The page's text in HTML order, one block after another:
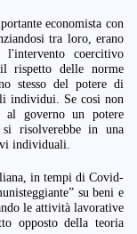
economista con
tra loro, erano
coercitivo
rispetto delle norme
stesso del potere di
individui. Se cosi non
governo un potere
si risolverebbe in una
individuali.
in tempi di Covid-
su beni e
le attività lavorative
opposto della teoria